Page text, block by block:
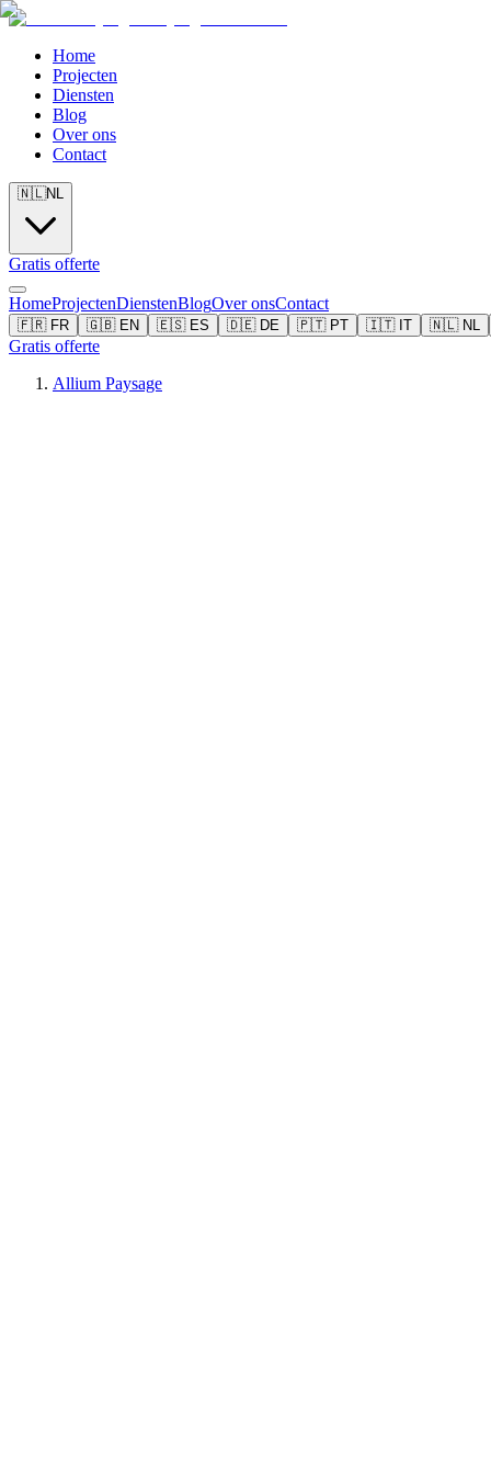
Home
Projecten
Diensten
Blog
Over ons
Contact
🇳🇱NL
Gratis offerte
HomeProjectenDienstenBlogOver onsContact
🇫🇷 FR 🇬🇧 EN 🇪🇸 ES 🇩🇪 DE 🇵🇹 PT 🇮🇹 IT 🇳🇱 NL
Gratis offerte
Allium Paysage